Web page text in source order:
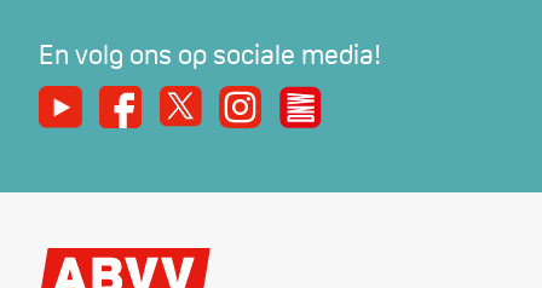
En volg ons op sociale media!
Youtube Facebook
X InstagramDe Nieuwe Werker